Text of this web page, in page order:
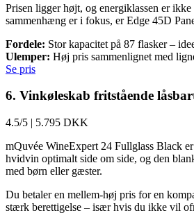
Prisen ligger højt, og energiklassen er
sammenhæng er i fokus, er Edge 45D
Fordele: Stor kapacitet på 87 flasker –
Ulemper: Høj pris sammenlignet med
Se pris
6. Vinkøleskab fritstående
4.5/5 | 5.795 DKK
mQuvée WineExpert 24 Fullglass Black
hvidvin optimalt side om side, og den
med børn eller gæster.
Du betaler en mellem-høj pris for en
stærk berettigelse – især hvis du ikke vil